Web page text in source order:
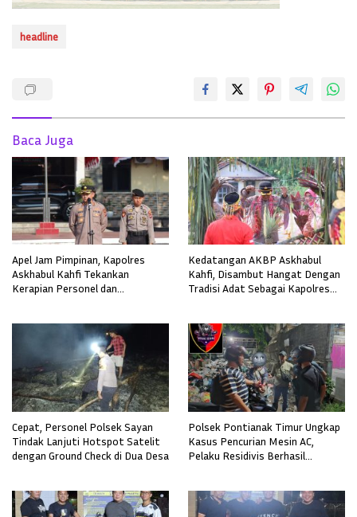
headline
Baca Juga
Apel Jam Pimpinan, Kapolres
Askhabul Kahfi Tekankan
Kerapian Personel dan
Kedatangan AKBP Askhabul
Kahfi, Disambut Hangat Dengan
Tradisi Adat Sebagai Kapolres
Cepat, Personel Polsek Sayan
Tindak Lanjuti Hotspot Satelit
dengan Ground Check di Dua Desa
Polsek Pontianak Timur Ungkap
Kasus Pencurian Mesin AC,
Pelaku Residivis Berhasil